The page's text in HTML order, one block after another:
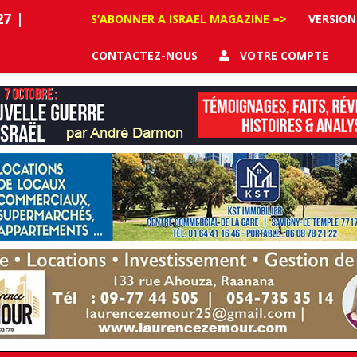
|
S’ABONNER A ISRAEL MAGAZINE =>
CONTACTEZ-NOUS VOTRE COMPTE